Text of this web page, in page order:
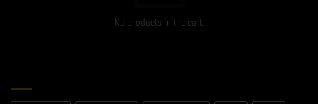
No products in the cart.